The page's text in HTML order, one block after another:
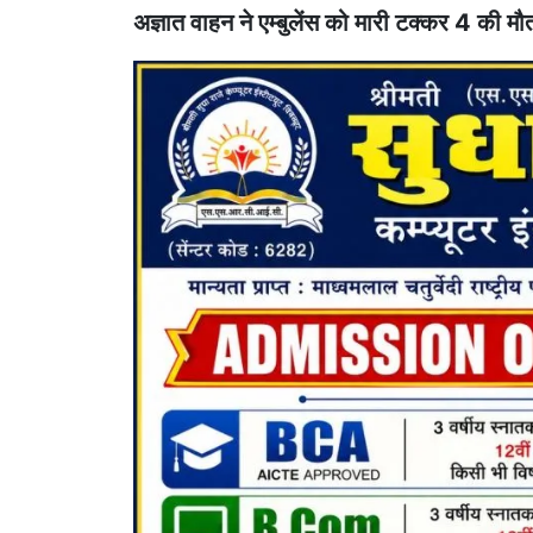
अज्ञात वाहन ने एम्बुलेंस को मारी टक्कर 4 की